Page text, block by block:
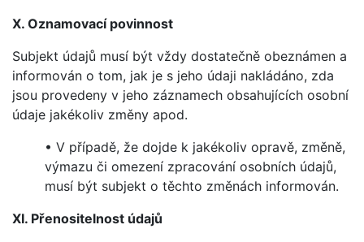
X. Oznamovací povinnost
Subjekt údajů musí být vždy dostatečně obeznámen a
informován o tom, jak je s jeho údaji nakládáno, zda
jsou provedeny v jeho záznamech obsahujících osobní
údaje jakékoliv změny apod.
• V případě, že dojde k jakékoliv opravě, změně,
výmazu či omezení zpracování osobních údajů,
musí být subjekt o těchto změnách informován.
XI. Přenositelnost údajů